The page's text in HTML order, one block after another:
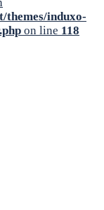
themes/induxo-
on line 118